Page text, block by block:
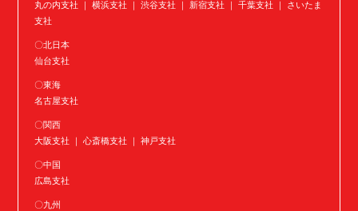
丸の内支社 ｜ 横浜支社 ｜ 渋谷支社 ｜ 新宿支社 ｜ 千葉支社 ｜ さいたま
支社
〇北日本
仙台支社
〇東海
名古屋支社
〇関西
大阪支社 ｜ 心斎橋支社 ｜ 神戸支社
〇中国
広島支社
〇九州